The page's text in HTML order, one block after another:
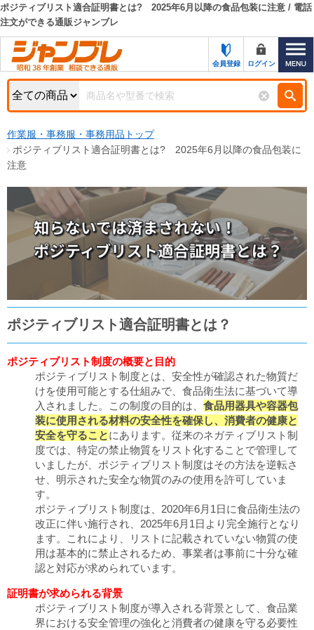
カテゴリー一覧
お知らせ
お問い合わせ
FAX注文用紙の印刷
ジャンブレの特長
新規登録キャンペーン
メーカーカタログ一覧
カタログ請求（無料）
試着サンプル無料貸し出し
デジタルカタログ
クイックオーダー
（注文番号からご注文）
ログアウト
キーワード検索
検索
検索条件
商品カテゴリから選ぶ
商品ステータスで絞る
キャンペーン
おすすめ
NEW
オリジナル
処分品
販売終了
販売価格(税抜き)で絞る
円から
円まで
ポジティブリスト適合証明書とは? 2025年6月以降の食品包装に注意 / 電話
注文ができる通販ジャンブレ
会員登録 ログイン
作業服・事務服・事務用品トップ
ポジティブリスト適合証明書とは? 2025年6月以降の食品包装に
注意
ポジティブリスト適合証明書とは？
ポジティブリスト制度の概要と目的
ポジティブリスト制度とは、安全性が確認された物質だ
けを使用可能とする仕組みで、食品衛生法に基づいて導
入されました。この制度の目的は、 食品用器具や容器包
装に使用される材料の安全性を確保し、消費者の健康と
安全を守ることにあります。従来のネガティブリスト制
度では、特定の禁止物質をリスト化することで管理して
いましたが、ポジティブリスト制度はその方法を逆転さ
せ、明示された安全な物質のみの使用を許可していま
す。
ポジティブリスト制度は、2020年6月1日に食品衛生法の
改正に伴い施行され、2025年6月1日より完全施行となり
ます。これにより、リストに記載されていない物質の使
用は基本的に禁止されるため、事業者は事前に十分な確
認と対応が求められています。
証明書が求められる背景
ポジティブリスト制度が導入される背景として、食品業
界における安全管理の強化と消費者の健康を守る必要性